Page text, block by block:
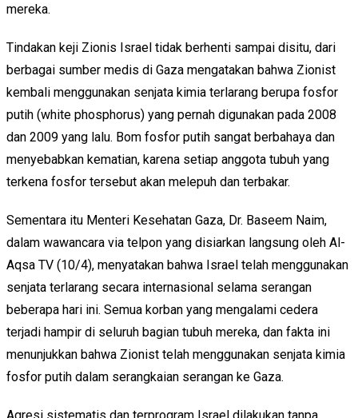
mereka.
Tindakan keji Zionis Israel tidak berhenti sampai disitu, dari
berbagai sumber medis di Gaza mengatakan bahwa Zionist
kembali menggunakan senjata kimia terlarang berupa fosfor
putih (white phosphorus) yang pernah digunakan pada 2008
dan 2009 yang lalu. Bom fosfor putih sangat berbahaya dan
menyebabkan kematian, karena setiap anggota tubuh yang
terkena fosfor tersebut akan melepuh dan terbakar.
Sementara itu Menteri Kesehatan Gaza, Dr. Baseem Naim,
dalam wawancara via telpon yang disiarkan langsung oleh Al-
Aqsa TV (10/4), menyatakan bahwa Israel telah menggunakan
senjata terlarang secara internasional selama serangan
beberapa hari ini. Semua korban yang mengalami cedera
terjadi hampir di seluruh bagian tubuh mereka, dan fakta ini
menunjukkan bahwa Zionist telah menggunakan senjata kimia
fosfor putih dalam serangkaian serangan ke Gaza.
Agresi sistematis dan terprogram Israel dilakukan tanpa